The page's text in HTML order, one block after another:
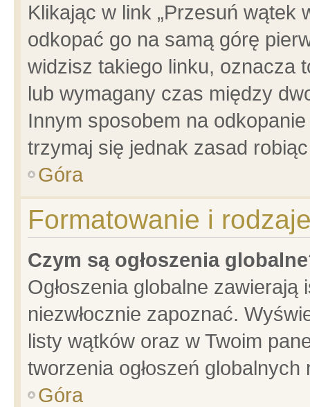
Klikając w link „Przesuń wątek
odkopać go na samą górę
widzisz takiego linku, oznacza
lub wymagany czas między
Innym sposobem na
trzymaj się jednak zasad
Góra
Formatowanie i
Czym są ogłoszenia
Ogłoszenia globalne
niezwłocznie zapoznać.
listy wątków oraz w Twoim
tworzenia ogłoszeń
Góra